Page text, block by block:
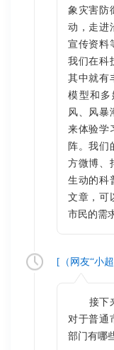
象灾害防
动，走进
宣传资料
我们在科
其中就有
模型和多
风、风暴
来体验学
阵。我们
方微博、
生动的科
文章，可
市民的需
[（ 网友“小
接下
对于普通
部门有哪